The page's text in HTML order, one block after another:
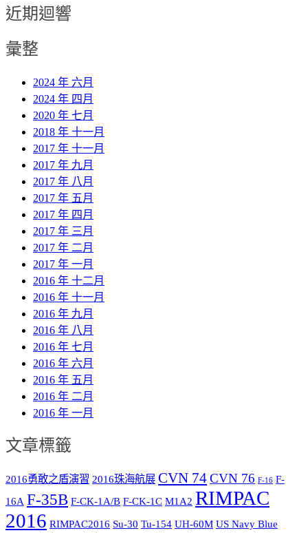
近期迴響
彙整
2024 年 六月
2024 年 四月
2020 年 七月
2018 年 十一月
2017 年 十一月
2017 年 九月
2017 年 八月
2017 年 五月
2017 年 四月
2017 年 三月
2017 年 二月
2017 年 一月
2016 年 十二月
2016 年 十一月
2016 年 九月
2016 年 八月
2016 年 七月
2016 年 六月
2016 年 五月
2016 年 二月
2016 年 一月
文章標籤
2016勇敢之盾演習 2016珠海航展 CVN 74CVN 76 F-16 F-
16A F-35B F-CK-1A/B F-CK-1C M1A2 RIMPAC
2016 RIMPAC2016 Su-30 Tu-154 UH-60M US Navy Blue